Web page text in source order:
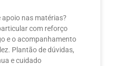
apoio nas matérias?
com reforço
e o acompanhamento
Plantão de dúvidas,
e cuidado